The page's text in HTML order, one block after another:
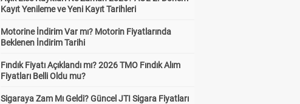
Kayıt Yenileme ve Yeni Kayıt Tarihleri
Motorine İndirim Var mı? Motorin Fiyatlarında
Beklenen İndirim Tarihi
Fındık Fiyatı Açıklandı mı? 2026 TMO Fındık Alım
Fiyatları Belli Oldu mu?
Sigaraya Zam Mı Geldi? Güncel JTI Sigara Fiyatları